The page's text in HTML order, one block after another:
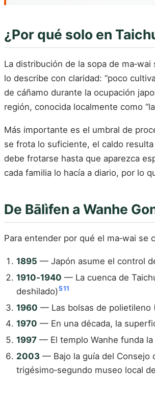
¿Por qué solo en
La distribución de la sopa de
lo describe con claridad: “poco
de cáñamo durante la ocupación
región, conocida localmente como
Más importante es el umbral de
se frota lo suficiente, el caldo
debe frotarse hasta que aparezca
cada familia lo hacía a diario, por lo
De Bālìfen a Wanhe
Para entender por qué el ma‑wai
1895 — Japón asume el control
1910‑1940 — La cuenca de
deshilado) 511
1960 — Las bolsas de polietileno
1970 — En una década, la
1997 — El templo Wanhe funda la
2003 — Bajo la guía del Consejo
trigésimo‑segundo museo local